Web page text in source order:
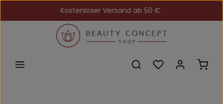
Zum Hauptinhalt springenKostenloser Versand ab 50 €
Du hast 0